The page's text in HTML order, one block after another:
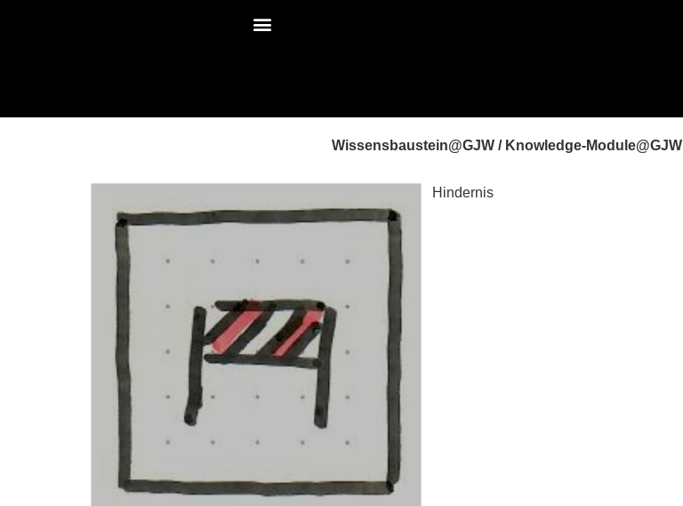
Wissensbaustein@GJW / Knowledge-Module@GJW
Hindernis